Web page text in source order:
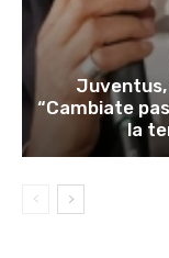
“Cambiate
la